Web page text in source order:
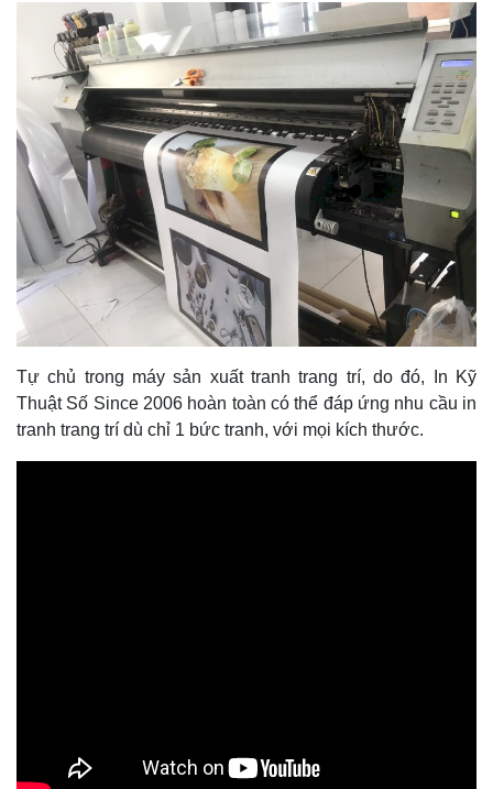
Tự chủ trong máy sản xuất tranh trang trí, do đó, In Kỹ
Thuật Số Since 2006 hoàn toàn có thể đáp ứng nhu cầu in
tranh trang trí dù chỉ 1 bức tranh, với mọi kích thước.